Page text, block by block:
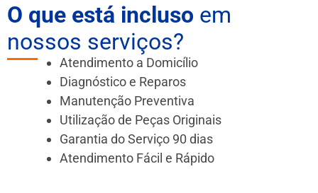
O que está incluso em
nossos serviços?
Atendimento a Domicílio
Diagnóstico e Reparos
Manutenção Preventiva
Utilização de Peças Originais
Garantia do Serviço 90 dias
Atendimento Fácil e Rápido